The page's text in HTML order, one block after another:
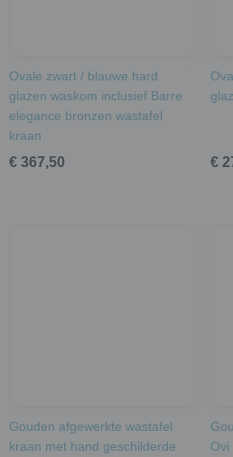
Ovale zwart / blauwe hard
glazen waskom inclusief Barre
elegance bronzen wastafel
kraan
€ 367,50 €
Gouden afgewerkte wastafel
kraan met hand geschilderde
Ovi